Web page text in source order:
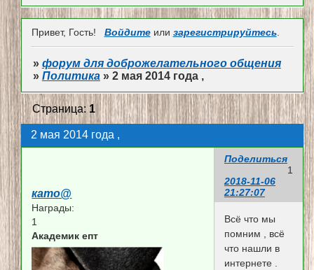
Привет, Гость! Войдитеили зарегистрируйтесь.
» форум для доброжелательного общения
» Политика » 2 мая 2014 года ,
2 мая 2014 года ,
Страница: 1
Поделиться
1
2018-11-06
21:27:07
като@
Награды:
1
Академик епт
Всё что мы
помним , всё
что нашли в
интернете .